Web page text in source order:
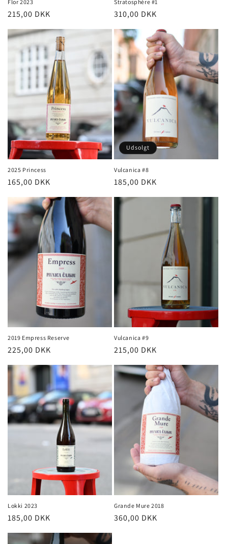
Flor 2023
Normalpris
215,00 DKK
Stratosphère #1
Normalpris
310,00 DKK
2025 Princess
Normalpris
165,00 DKK
Udsolgt
Vulcanica #8
Normalpris
185,00 DKK
2019 Empress Reserve
Normalpris
225,00 DKK
Vulcanica #9
Normalpris
215,00 DKK
Lokki 2023
Normalpris
185,00 DKK
Grande Mure 2018
Normalpris
360,00 DKK